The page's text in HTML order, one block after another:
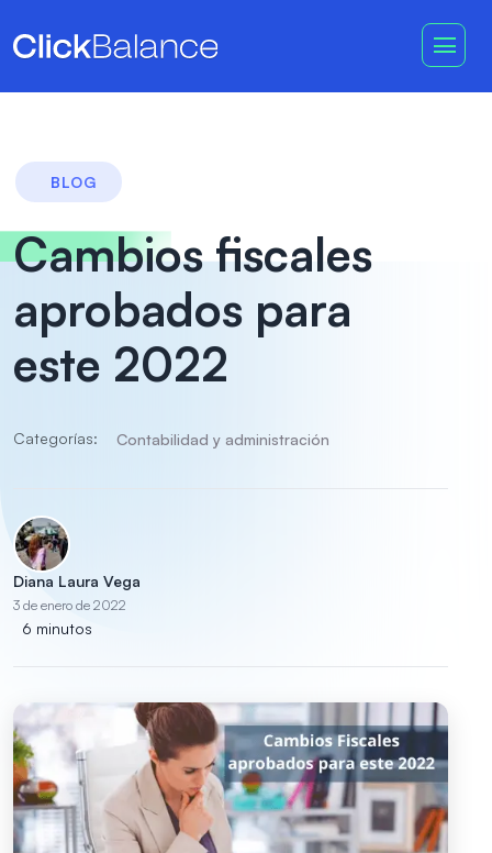
BLOG
Cambios fiscales
aprobados para
este 2022
Categorías: Contabilidad y administración
Diana Laura Vega
3 de enero de 2022
6 minutos